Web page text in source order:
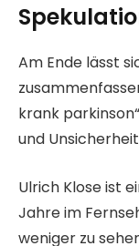
Am Ende lässt
krank
und
Ulrich Klose ist
Jahre im
weniger zu